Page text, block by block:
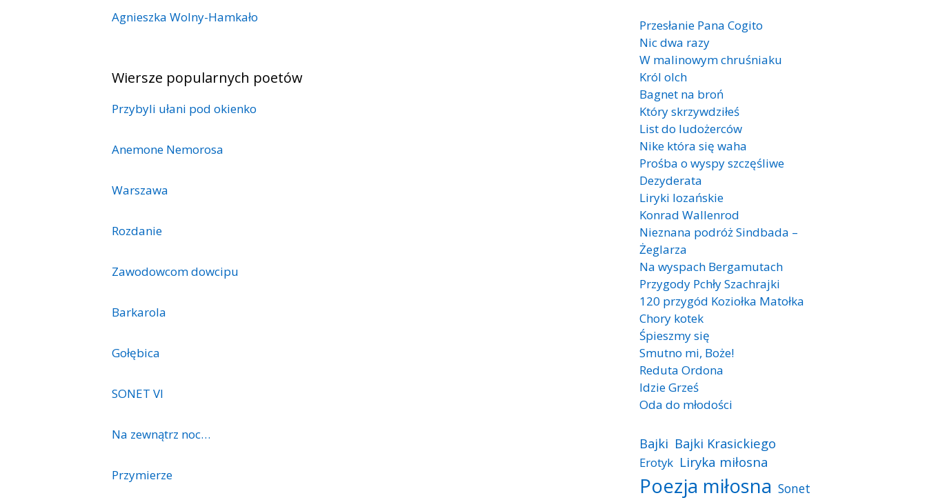
Agnieszka Wolny-Hamkało
Wiersze popularnych poetów
Przybyli ułani pod okienko
Anemone Nemorosa
Warszawa
Rozdanie
Zawodowcom dowcipu
Barkarola
Gołębica
SONET VI
Na zewnątrz noc…
Przymierze
Przesłanie Pana Cogito
Nic dwa razy
W malinowym chruśniaku
Król olch
Bagnet na broń
Który skrzywdziłeś
List do ludożerców
Nike która się waha
Prośba o wyspy szczęśliwe
Dezyderata
Liryki lozańskie
Konrad Wallenrod
Nieznana podróż Sindbada –
Żeglarza
Na wyspach Bergamutach
Przygody Pchły Szachrajki
120 przygód Koziołka Matołka
Chory kotek
Śpieszmy się
Smutno mi, Boże!
Reduta Ordona
Idzie Grześ
Oda do młodości
Bajki Bajki Krasickiego
Erotyk Liryka miłosna
Poezja miłosna Sonet